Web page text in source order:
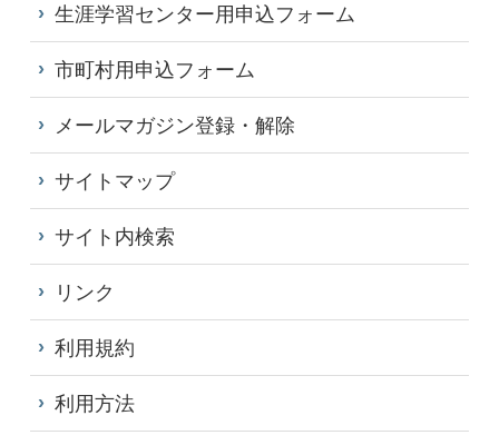
生涯学習センター用申込フォーム
市町村用申込フォーム
メールマガジン登録・解除
サイトマップ
サイト内検索
リンク
利用規約
利用方法